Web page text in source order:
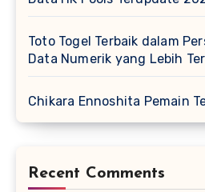
Toto Togel Terbaik dalam
Data Numerik yang Lebih
Chikara Ennoshita Pemain
Recent Comments